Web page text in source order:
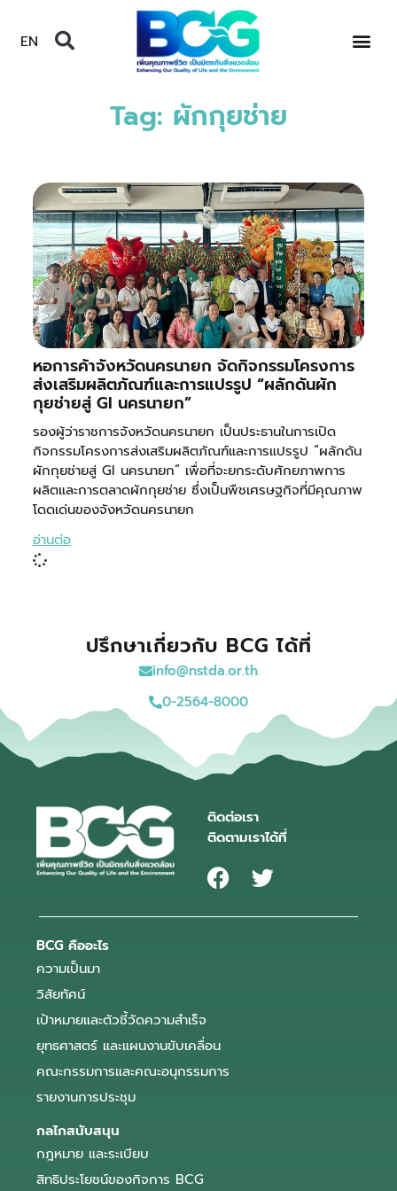
EN
Tag: ผักกุยช่าย
หอการค้าจังหวัดนครนายก จัดกิจกรรมโครงการ
ส่งเสริมผลิตภัณฑ์และการแปรรูป “ผลักดันผัก
กุยช่ายสู่ GI นครนายก”
รองผู้ว่าราชการจังหวัดนครนายก เป็นประธานในการเปิด
กิจกรรมโครงการส่งเสริมผลิตภัณฑ์และการแปรรูป “ผลักดัน
ผักกุยช่ายสู่ GI นครนายก” เพื่อที่จะยกระดับศักยภาพการ
ผลิตและการตลาดผักกุยช่าย ซึ่งเป็นพืชเศรษฐกิจที่มีคุณภาพ
โดดเด่นของจังหวัดนครนายก
อ่านต่อ
ปรึกษาเกี่ยวกับ BCG ได้ที่
info@nstda.or.th
0-2564-8000
ติดต่อเรา
ติดตามเราได้ที่
BCG คืออะไร
ความเป็นมา
วิสัยทัศน์
เป้าหมายและตัวชี้วัดความสำเร็จ
ยุทธศาสตร์ และแผนงานขับเคลื่อน
คณะกรรมการและคณะอนุกรรมการ
รายงานการประชุม
กลไกสนับสนุน
กฎหมาย และระเบียบ
สิทธิประโยชน์ของกิจการ BCG